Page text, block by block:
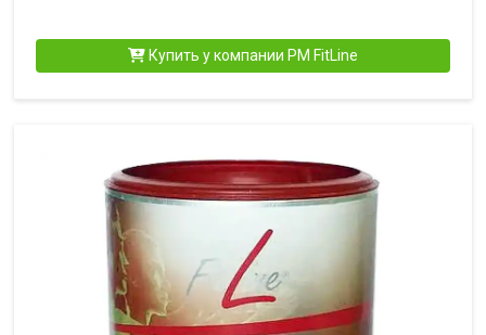
Купить у компании PM FitLine